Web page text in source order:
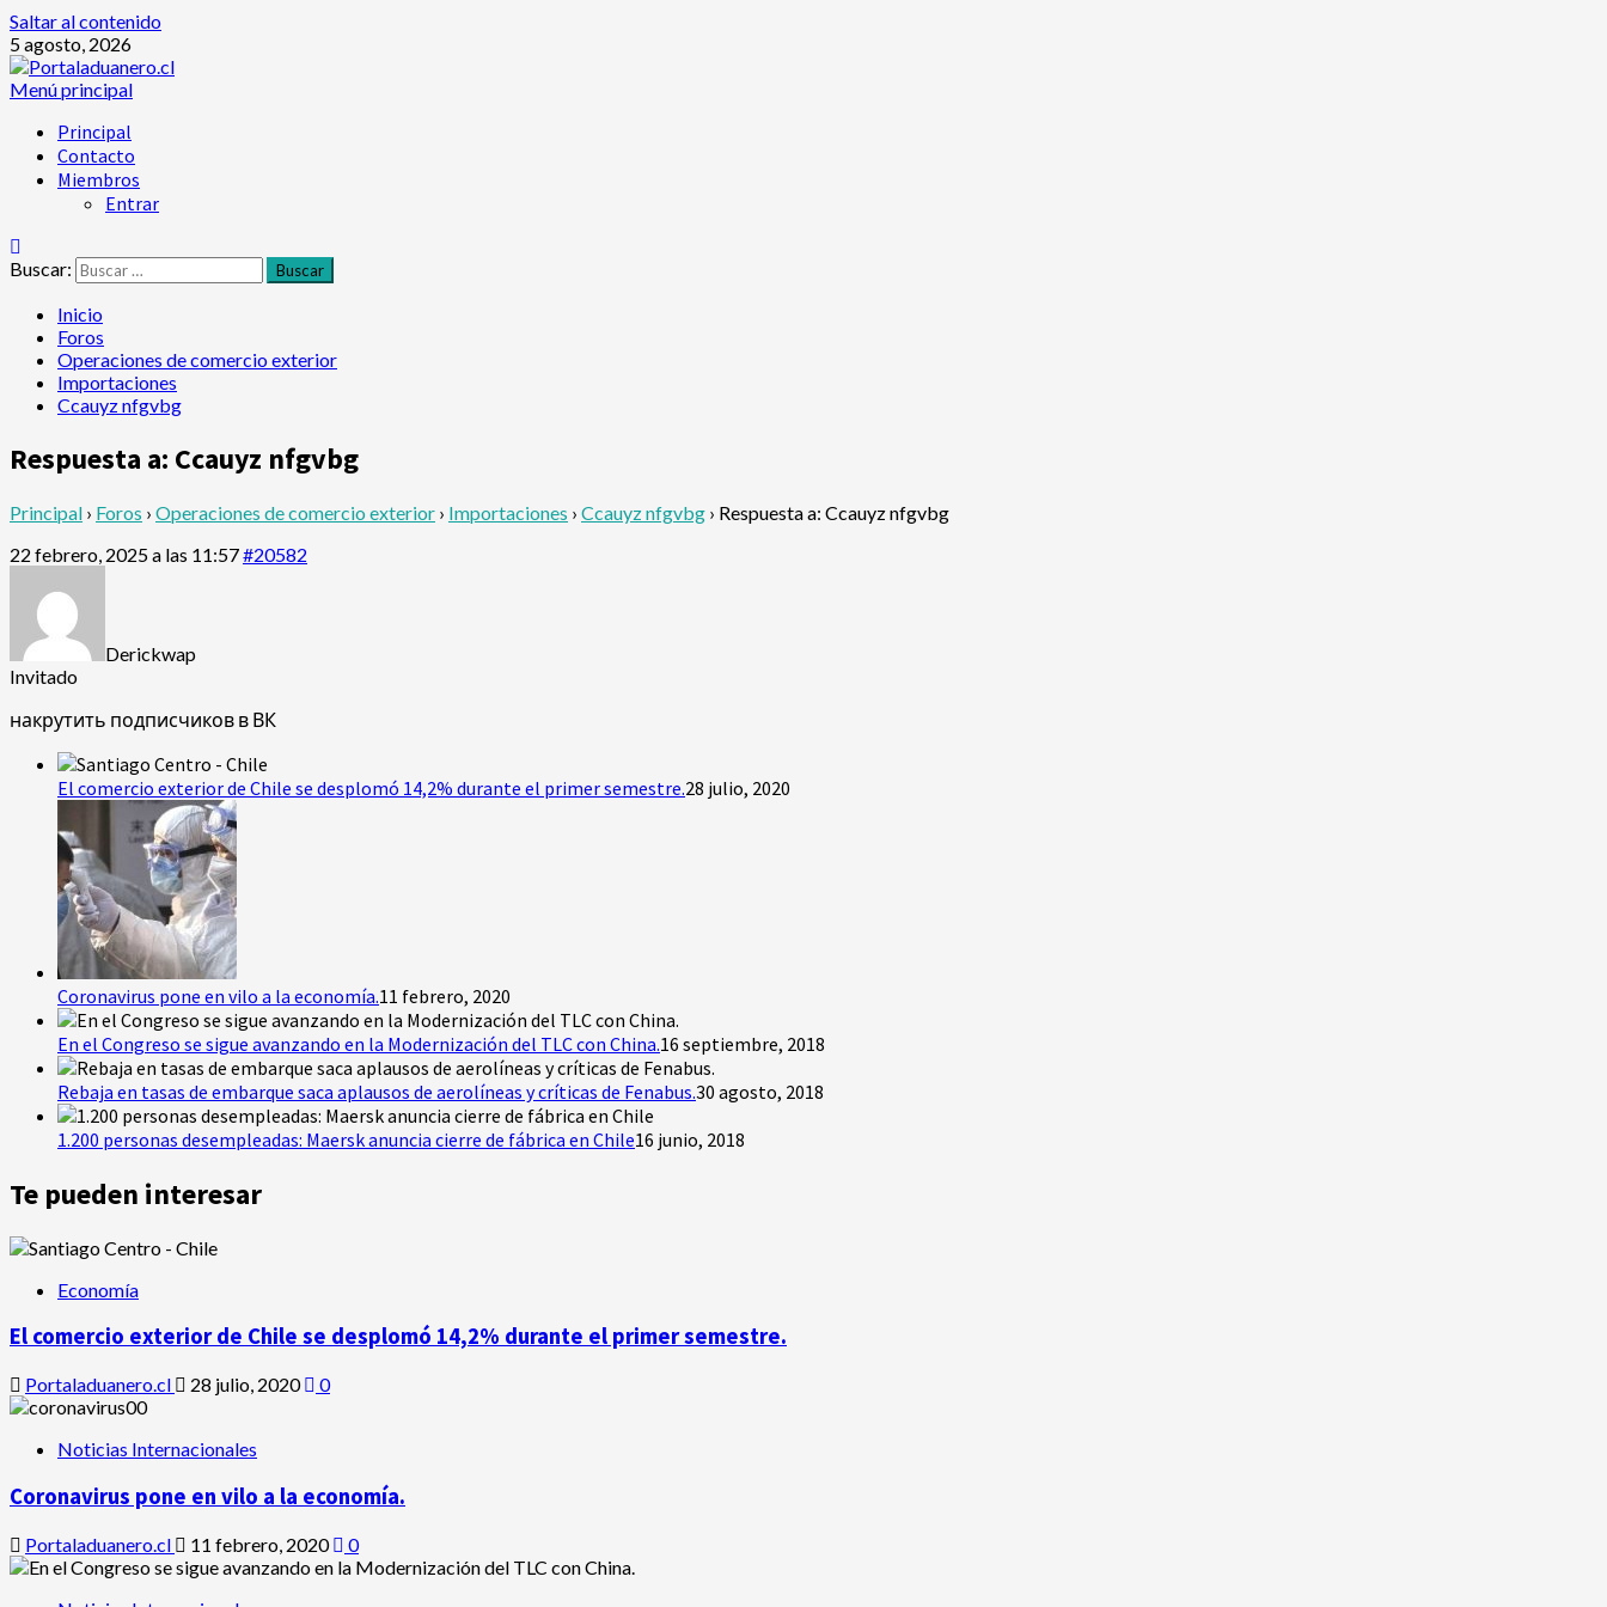
Saltar al contenido
5 agosto, 2026
Menú principal
Principal
Contacto
Miembros
Entrar
Buscar:
Inicio
Foros
Operaciones de comercio exterior
Importaciones
Ccauyz nfgvbg
Respuesta a: Ccauyz nfgvbg
Principal › Foros › Operaciones de comercio exterior › Importaciones › Ccauyz nfgvbg › Respuesta a: Ccauyz nfgvbg
22 febrero, 2025 a las 11:57#20582
Derickwap
Invitado
накрутить подписчиков в ВК
El comercio exterior de Chile se desplomó 14,2% durante el primer semestre.28 julio, 2020
Coronavirus pone en vilo a la economía.11 febrero, 2020
En el Congreso se sigue avanzando en la Modernización del TLC con China.16 septiembre, 2018
Rebaja en tasas de embarque saca aplausos de aerolíneas y críticas de Fenabus.30 agosto, 2018
1.200 personas desempleadas: Maersk anuncia cierre de fábrica en Chile16 junio, 2018
Te pueden interesar
Economía
El comercio exterior de Chile se desplomó 14,2% durante el primer semestre.
Portaladuanero.cl 28 julio, 2020 0
Noticias Internacionales
Coronavirus pone en vilo a la economía.
Portaladuanero.cl 11 febrero, 2020 0